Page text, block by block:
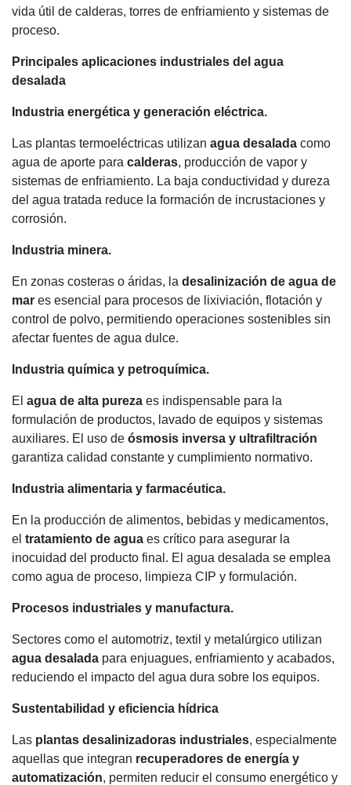
vida útil de calderas, torres de enfriamiento y sistemas de
proceso.
Principales aplicaciones industriales del agua
desalada
Industria energética y generación eléctrica.
Las plantas termoeléctricas utilizan agua desalada como
agua de aporte para calderas, producción de vapor y
sistemas de enfriamiento. La baja conductividad y dureza
del agua tratada reduce la formación de incrustaciones y
corrosión.
Industria minera.
En zonas costeras o áridas, la desalinización de agua de
mar es esencial para procesos de lixiviación, flotación y
control de polvo, permitiendo operaciones sostenibles sin
afectar fuentes de agua dulce.
Industria química y petroquímica.
El agua de alta pureza es indispensable para la
formulación de productos, lavado de equipos y sistemas
auxiliares. El uso de ósmosis inversa y ultrafiltración
garantiza calidad constante y cumplimiento normativo.
Industria alimentaria y farmacéutica.
En la producción de alimentos, bebidas y medicamentos,
el tratamiento de agua es crítico para asegurar la
inocuidad del producto final. El agua desalada se emplea
como agua de proceso, limpieza CIP y formulación.
Procesos industriales y manufactura.
Sectores como el automotriz, textil y metalúrgico utilizan
agua desalada para enjuagues, enfriamiento y acabados,
reduciendo el impacto del agua dura sobre los equipos.
Sustentabilidad y eficiencia hídrica
Las plantas desalinizadoras industriales, especialmente
aquellas que integran recuperadores de energía y
automatización, permiten reducir el consumo energético y